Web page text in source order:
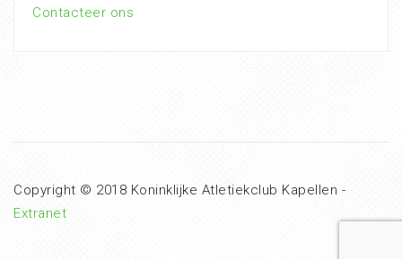
Contacteer ons
Copyright © 2018 Koninklijke Atletiekclub Kapellen -
Extranet